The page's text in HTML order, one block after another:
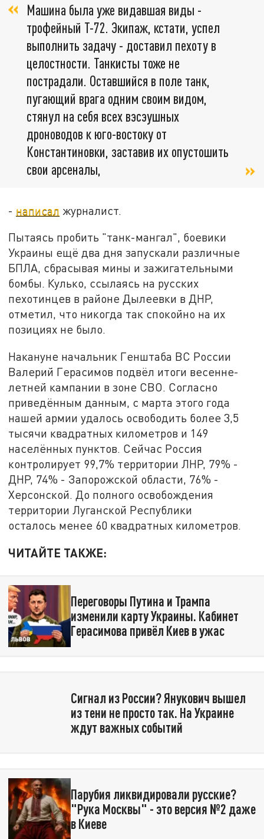
Машина была уже видавшая виды -
трофейный Т-72. Экипаж, кстати, успел
выполнить задачу - доставил пехоту в
целостности. Танкисты тоже не
пострадали. Оставшийся в поле танк,
пугающий врага одним своим видом,
стянул на себя всех вэсэушных
дроноводов к юго-востоку от
Константиновки, заставив их опустошить
свои арсеналы,
- написал журналист.
Пытаясь пробить "танк-мангал", боевики
Украины ещё два дня запускали различные
БПЛА, сбрасывая мины и зажигательными
бомбы. Кулько, ссылаясь на русских
пехотинцев в районе Дылеевки в ДНР,
отметил, что никогда так спокойно на их
позициях не было.
Накануне начальник Генштаба ВС России
Валерий Герасимов подвёл итоги весенне-
летней кампании в зоне СВО. Согласно
приведённым данным, с марта этого года
нашей армии удалось освободить более 3,5
тысячи квадратных километров и 149
населённых пунктов. Сейчас Россия
контролирует 99,7% территории ЛНР, 79% -
ДНР, 74% - Запорожской области, 76% -
Херсонской. До полного освобождения
территории Луганской Республики
осталось менее 60 квадратных километров.
ЧИТАЙТЕ ТАКЖЕ:
Переговоры Путина и Трампа
изменили карту Украины. Кабинет
Герасимова привёл Киев в ужас
Сигнал из России? Янукович вышел
из тени не просто так. На Украине
ждут важных событий
Парубия ликвидировали русские?
"Рука Москвы" - это версия №2 даже
в Киеве